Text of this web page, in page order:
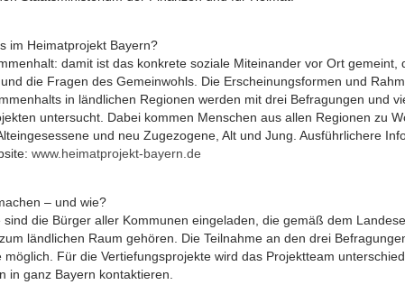
im Heimatprojekt Bayern?
damit ist das konkrete soziale Miteinander vor Ort gemeint,
die Fragen des Gemeinwohls. Die Erscheinungsformen und
in ländlichen Regionen werden mit drei Befragungen und
untersucht. Dabei kommen Menschen aus allen Regionen zu
und neu Zugezogene, Alt und Jung. Ausführlichere
www.heimatprojekt-bayern.de
– und wie?
sind die Bürger aller Kommunen eingeladen, die gemäß dem
ländlichen Raum gehören. Die Teilnahme an den drei
möglich. Für die Vertiefungsprojekte wird das Projektteam
in ganz Bayern kontaktieren.